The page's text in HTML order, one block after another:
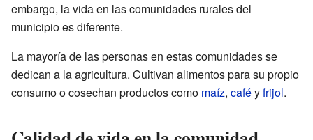
embargo, la vida en las comunidades rurales del
municipio es diferente.
La mayoría de las personas en estas comunidades se
dedican a la agricultura. Cultivan alimentos para su propio
consumo o cosechan productos como maíz, caféyfrijol.